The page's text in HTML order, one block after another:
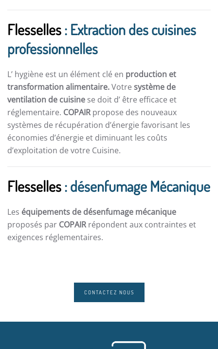
Flesselles: Extraction des cuisines
professionnelles
L’ hygiène est un élément clé en production et
transformation alimentaire.Votre système de
ventilation de cuisine se doit d’ être efficace et
réglementaire. COPAIRpropose des nouveaux
systèmes de récupération d’énergie favorisant les
économies d’énergie et diminuant les coûts
d’exploitation de votre Cuisine.
Flesselles: désenfumage Mécanique
Les équipements de désenfumage mécanique
proposés par COPAIRrépondent aux contraintes et
exigences réglementaires.
CONTACTEZ NOUS